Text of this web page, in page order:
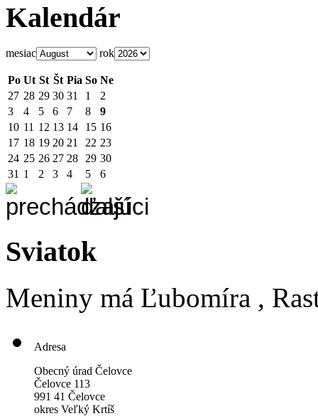
Kalendár
mesiac rok
Po Ut St Št Pia So Ne
27 28 29 30 31 1
2
3
4 5 6 7 8
9
10 11 12 13 14 15 16
17 18 19 20 21 22 23
24 25 26 27 28 29 30
31 1 2 3 4 5 6
Sviatok
Meniny má Ľubomíra ,
Adresa
Obecný úrad Čelovce
Čelovce 113
991 41 Čelovce
okres Veľký Krtíš